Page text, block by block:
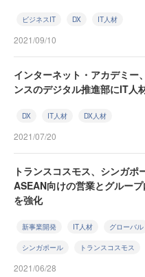
ビジネスIT DX IT人材
2021/09/10
インターネット・アカデミー
ンスのデジタル推進部にIT人
DX IT人材 DX人材
2021/07/20
トランスコスモス、シンガポ
ASEAN向けの営業とグルー
を強化
新事業開発 IT人材 グローバル
シンガポール トランスコスモス
2021/06/28